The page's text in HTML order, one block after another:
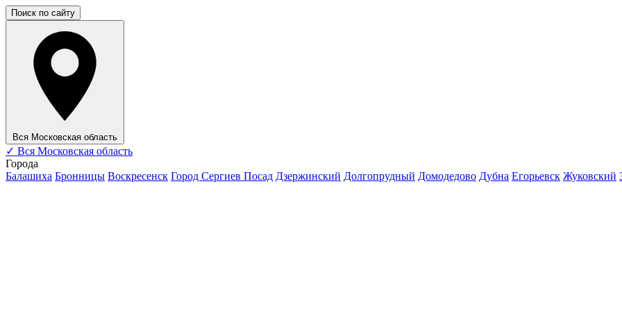
Поиск по сайту
Вся Московская область
✓ Вся Московская область
Города
Балашиха Бронницы Воскресенск Город Сергиев Посад Дзержинский Долгопрудный Домодедово Дубна Егорьевск Жуковский